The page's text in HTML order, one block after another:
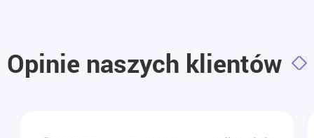
Opinie naszych klientów